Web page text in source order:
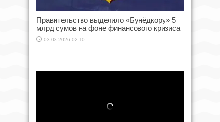
Правительство выделило «Бунёдкору» 5
млрд сумов на фоне финансового кризиса
03.08.2026 02:10